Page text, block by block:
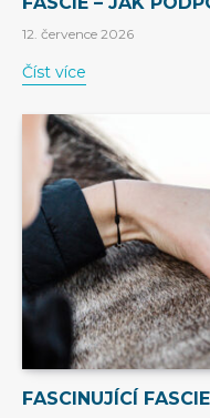
12. července 2026
Číst více
FASCINUJÍCÍ FASCIE